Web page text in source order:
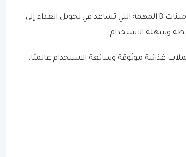
يحتوي المنتج على البيوتين بجرعة 10,000 ميكروغرام، وهو أحد فيتامينات B المهمة التي تساعد في تحويل الغذاء إلى
وسهلة الاستخدام.